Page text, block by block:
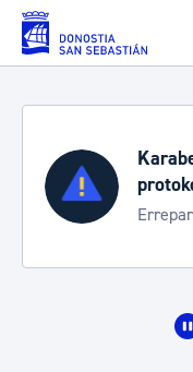
Eduki nagusira joan